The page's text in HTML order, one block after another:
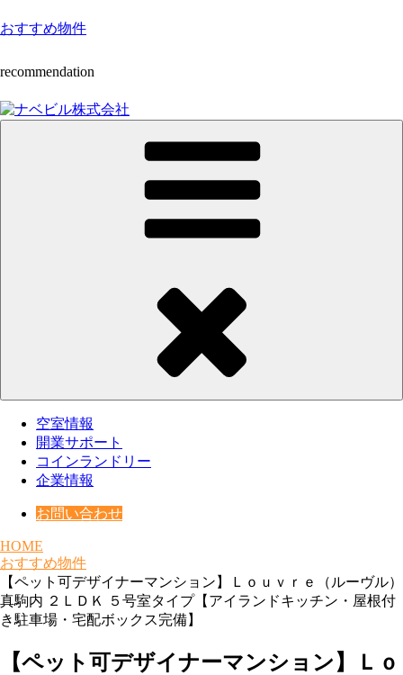
Skip
to
おすすめ物件
recommendation
空室情報
開業サポート
コインランドリー
企業情報
お問い合わせ
HOME
おすすめ物件
【ペット可デザイナーマンション】Ｌｏｕｖｒｅ（ルーヴル）
真駒内 ２ＬＤＫ ５号室タイプ【アイランドキッチン・屋根付
き駐車場・宅配ボックス完備】
【ペット可デザイナーマンション】Ｌｏ